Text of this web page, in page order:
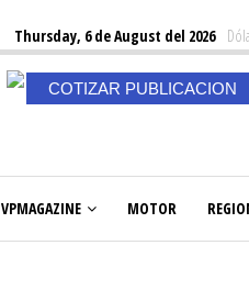
Thursday, 6 de August del 2026
COTIZAR PUBLICACION
VPMAGAZINE MOTOR